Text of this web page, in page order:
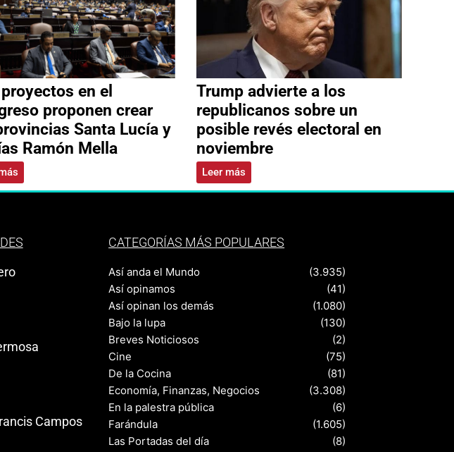
en el
proponen crear
Santa Lucía y
Ramón Mella
Trump advierte a los
republicanos sobre un
posible revés electoral en
noviembre
Leer más
Campos
CATEGORÍAS MÁS POPULARES
Así anda el Mundo
(3.935)
Así opinamos
(41)
Así opinan los demás
(1.080)
Bajo la lupa
(130)
Breves Noticiosos
(2)
Cine
(75)
De la Cocina
(81)
Economía, Finanzas, Negocios
(3.308)
En la palestra pública
(6)
Farándula
(1.605)
Las Portadas del día
(8)